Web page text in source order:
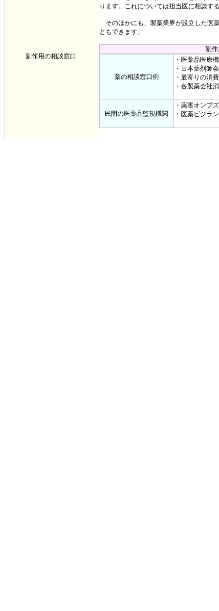
副作用の相談窓口
ります。これについては担当医に相談す
そのほかにも、製薬業界が設立した医
ともできます。
副
薬の相談窓口例
・医薬品医療
・日本薬剤師
・最寄りの消
・各製薬会社
民間の医薬品監視機関
・薬害オンブ
・医薬ビジラ